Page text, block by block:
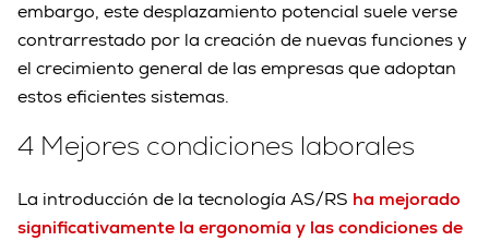
embargo, este desplazamiento potencial suele verse
contrarrestado por la creación de nuevas funciones y
el crecimiento general de las empresas que adoptan
estos eficientes sistemas.
4 Mejores condiciones laborales
La introducción de la tecnología AS/RS ha mejorado
significativamente la ergonomía y las condiciones de